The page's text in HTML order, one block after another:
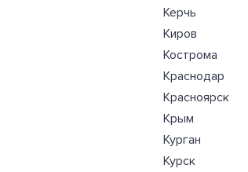
Керчь
Киров
Кострома
Краснодар
Красноярск
Крым
Курган
Курск